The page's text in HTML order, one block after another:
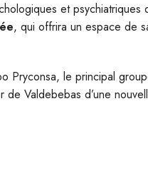
et
, qui offrira un espace de
Pryconsa, le principal
Valdebebas d’une